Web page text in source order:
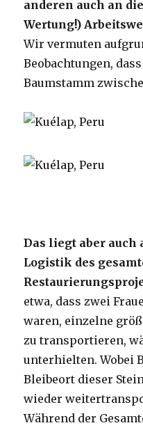
anderen auch an
Wertung!)
Wir vermuten
Beobachtungen,
Baumstamm
Das liegt aber
Logistik des
etwa, dass zwei
waren, einzelne
zu transportieren,
unterhielten. Wobei
Bleibeort dieser
wieder
Während der